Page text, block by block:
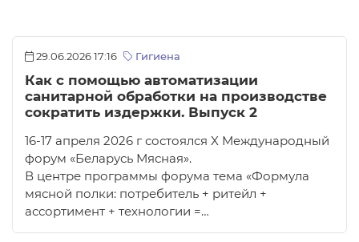
29.06.2026 17:16 Гигиена
Как с помощью автоматизации
санитарной обработки на производстве
сократить издержки. Выпуск 2
16-17 апреля 2026 г состоялся X Международный
форум «Беларусь Мясная».
В центре программы форума тема «Формула
мясной полки: потребитель + ритейл +
ассортимент + технологии =…